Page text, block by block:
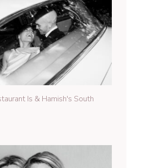
Is & Hamish's South